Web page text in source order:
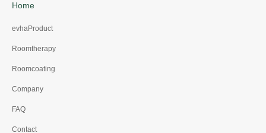
shampoo（オーガニック
Home
evhaProduct
Roomtherapy
Roomcoating
Company
FAQ
Contact